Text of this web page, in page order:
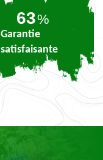
78%
Garantie
satisfaisante